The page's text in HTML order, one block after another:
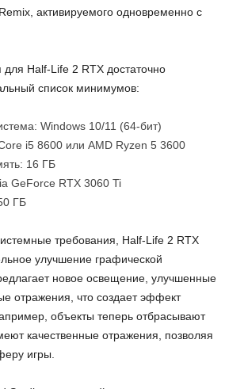
активируемого одновременно с
Half-Life 2 RTX достаточно
список минимумов:
Windows 10/11 (64-бит)
i5 8600 или AMD Ryzen 5 3600
16 ГБ
GeForce RTX 3060 Ti
ГБ
требования, Half-Life 2 RTX
улучшение графической
новое освещение, улучшенные
отражения, что создает эффект
объекты теперь отбрасывают
качественные отражения, позволяя
игры.